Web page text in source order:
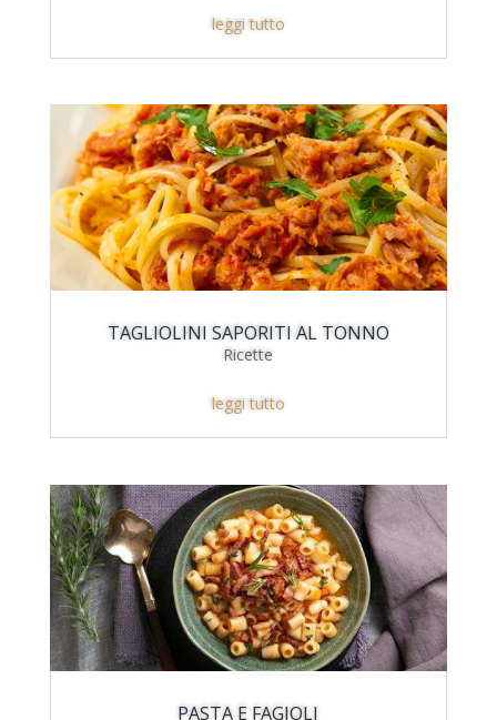
leggi tutto
TAGLIOLINI SAPORITI AL TONNO
Ricette
leggi tutto
PASTA E FAGIOLI